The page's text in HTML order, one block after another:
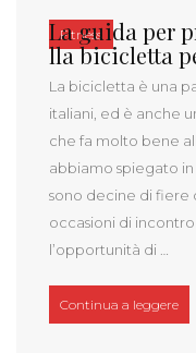
Fitness
La guida per
lla bicicletta
La bicicletta è una
italiani, ed è anche
che fa molto bene
abbiamo spiegato
sono decine di fiere
occasioni di
l’opportunità di …
Continua a leggere